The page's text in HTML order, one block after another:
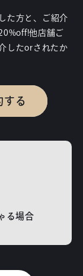
た方と、ご紹介
他店舗ご
したorされたか
する
る場合